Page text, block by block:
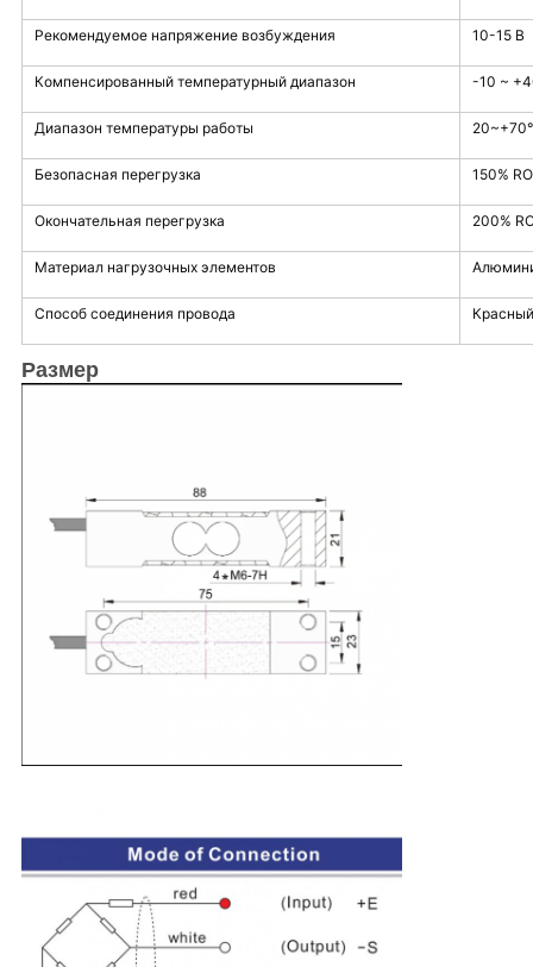
Рекомендуемое напряжение возбуждения 10-15 В
Компенсированный температурный диапазон -10 ~
Диапазон температуры работы
Безопасная перегрузка 150% RO
Окончательная перегрузка 200%
Материал нагрузочных элементов
Способ соединения провода
Размер